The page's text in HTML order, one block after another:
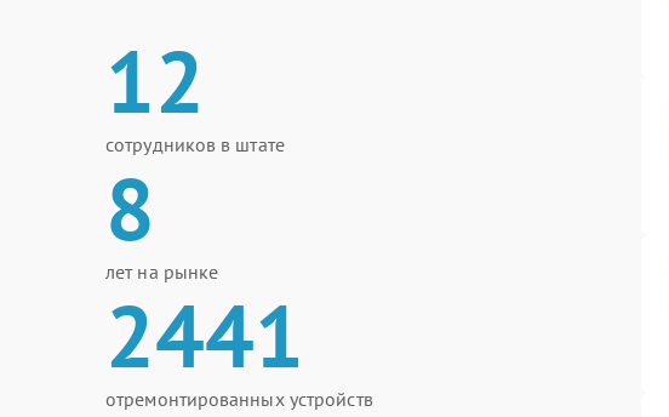
12
сотрудников в штате
8
лет на рынке
2441
отремонтированных устройств